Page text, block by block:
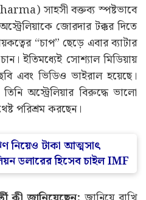
সাহসী বক্তব্য স্পষ্টভাবে
জোরদার টক্কর দিতে
“চাপ” ছেড়ে এবার ব্যাটার
ইতিমধ্যেই সোশ্যাল মিডিয়ায়
এবং ভিডিও ভাইরাল হয়েছে।
অস্ট্রেলিয়ার বিরুদ্ধে ভালো
পরিশ্রম করছেন।
নিয়েও টাকা আত্মসাৎ
ডলারের হিসেব চাইল IMF